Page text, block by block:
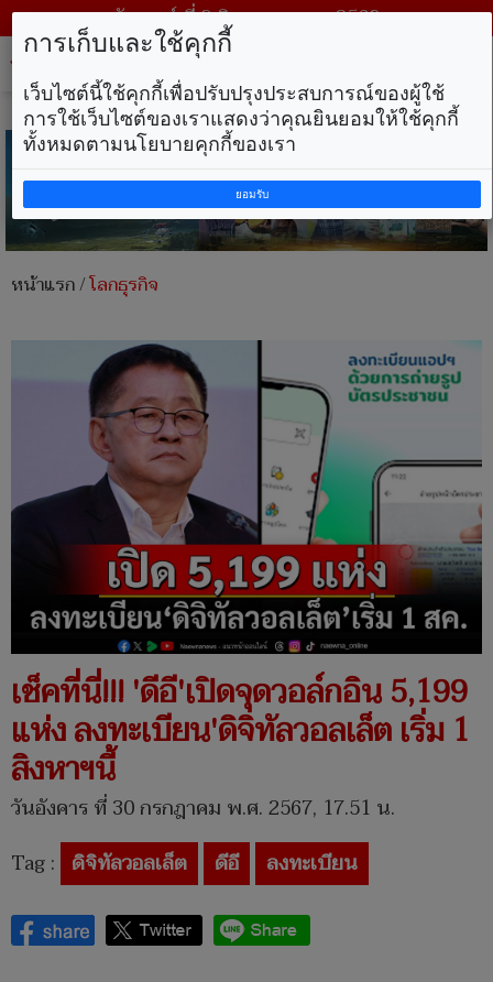
วันเสาร์ ที่ 8 สิงหาคม พ.ศ. 2569
หน้าแรก/โลกธุรกิจ
เช็คที่นี่!!! 'ดีอี'เปิดจุดวอล์กอิน 5,199
แห่ง ลงทะเบียน'ดิจิทัลวอลเล็ต เริ่ม 1
สิงหาฯนี้
วันอังคาร ที่ 30 กรกฎาคม พ.ศ. 2567, 17.51 น.
Tag : ดิจิทัลวอลเล็ต ดีอี ลงทะเบียน
การเก็บและใช้คุกกี้
เว็บไซต์นี้ใช้คุกกี้เพื่อปรับปรุงประสบการณ์ของผู้ใช้
การใช้เว็บไซต์ของเราแสดงว่าคุณยินยอมให้ใช้คุกกี้
ทั้งหมดตามนโยบายคุกกี้ของเรา
ยอมรับ